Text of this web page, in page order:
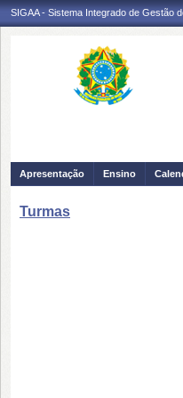
SIGAA - Sistema Integrado de Gestão
Apresentação Ensino
Turmas